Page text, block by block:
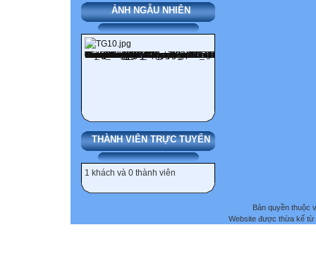
ẢNH NGẪU NHIÊN
THÀNH VIÊN TRỰC TUYẾN
1 khách và 0 thành viên
Bản quyền thuộc
Website được thừa kế từ